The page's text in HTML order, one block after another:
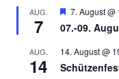
AUG.
7
7. August @
07.-09.
AUG.
14
14. August @